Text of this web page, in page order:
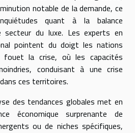
notable de la demande, ce
quant à la balance
secteur du luxe. Les experts en
pointent du doigt les nations
la crise, où les capacités
conduisant à une crise
ces territoires.
des tendances globales met en
économique surprenante de
ou de niches spécifiques,